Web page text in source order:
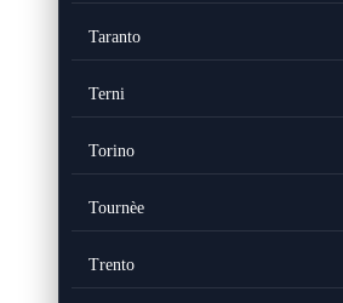
Taranto
Terni
Torino
Tournèe
Trento